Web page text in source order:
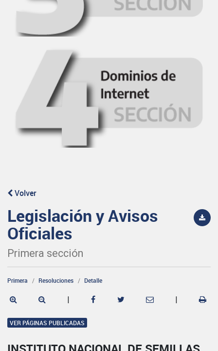
Volver
Legislación y Avisos
Oficiales
Primera sección
Primera Resoluciones Detalle
| |
VER PÁGINAS PUBLICADAS